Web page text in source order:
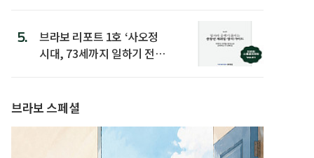
5.
브라보 리포트 1호 ‘사오정
시대, 73세까지 일하기 전략’
브라보 스페셜